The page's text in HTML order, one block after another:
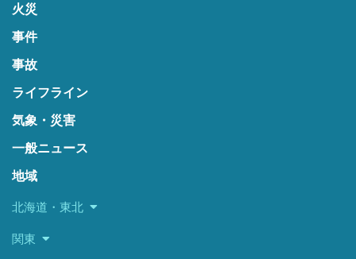
火災
事件
事故
ライフライン
気象・災害
一般ニュース
地域
北海道・東北
関東